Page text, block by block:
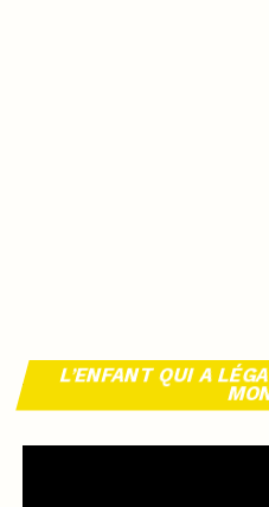
L’ENFANT QUI A